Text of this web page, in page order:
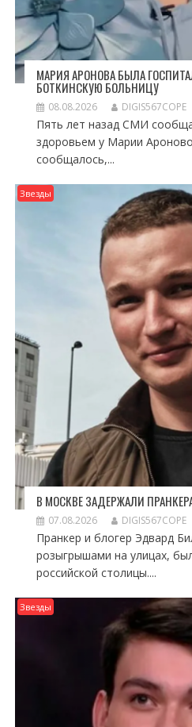
МАРИЯ АРОНОВА БЫЛА
БОТКИНСКУЮ БОЛЬНИЦУ
08.08.2026 DIGIS567COPE
Пять лет назад СМИ
здоровьем у Марии
сообщалось,...
Звезды
В МОСКВЕ ЗАДЕРЖАЛИ
07.08.2026 DIGIS567COPE
Пранкер и блогер Эдвард
розыгрышами на улицах,
российской столицы....
Звезды